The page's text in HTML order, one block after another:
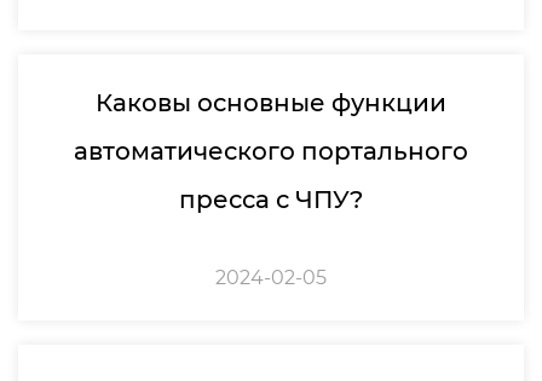
Каковы основные функции
автоматического портального
пресса с ЧПУ?
2024-02-05